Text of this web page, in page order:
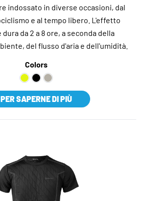
indossato in diverse occasioni, dal
e al tempo libero. L'effetto
da 2 a 8 ore, a seconda della
del flusso d'aria e dell'umidità.
Colors
PER SAPERNE DI PIÙ